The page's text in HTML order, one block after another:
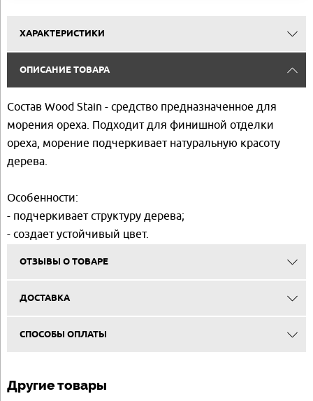
ХАРАКТЕРИСТИКИ
ОПИСАНИЕ ТОВАРА
Состав Wood Stain - средство предназначенное для
морения ореха. Подходит для финишной отделки
ореха, морение подчеркивает натуральную красоту
дерева.
Особенности:
- подчеркивает структуру дерева;
- создает устойчивый цвет.
ОТЗЫВЫ О ТОВАРЕ
ДОСТАВКА
СПОСОБЫ ОПЛАТЫ
Другие товары